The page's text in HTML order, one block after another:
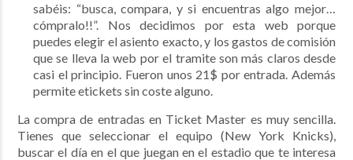
sabéis: “busca, compara, y si encuentras algo mejor…
cómpralo!!”. Nos decidimos por esta web porque
puedes elegir el asiento exacto, y los gastos de comisión
que se lleva la web por el tramite son más claros desde
casi el principio. Fueron unos 21$ por entrada. Además
permite etickets sin coste alguno.
La compra de entradas en Ticket Master es muy sencilla.
Tienes que seleccionar el equipo (New York Knicks),
buscar el día en el que juegan en el estadio que te interesa